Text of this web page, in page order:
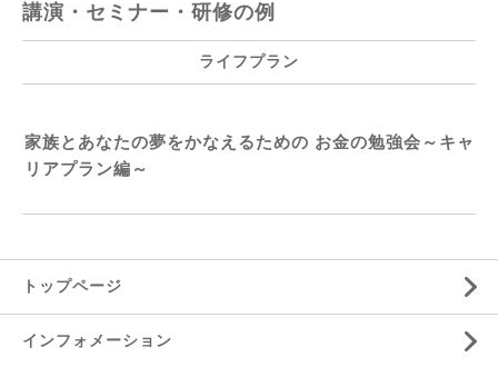
講演・セミナー・研修の例
ライフプラン
家族とあなたの夢をかなえるための お金の勉強会～キャ
リアプラン編～
トップページ
インフォメーション